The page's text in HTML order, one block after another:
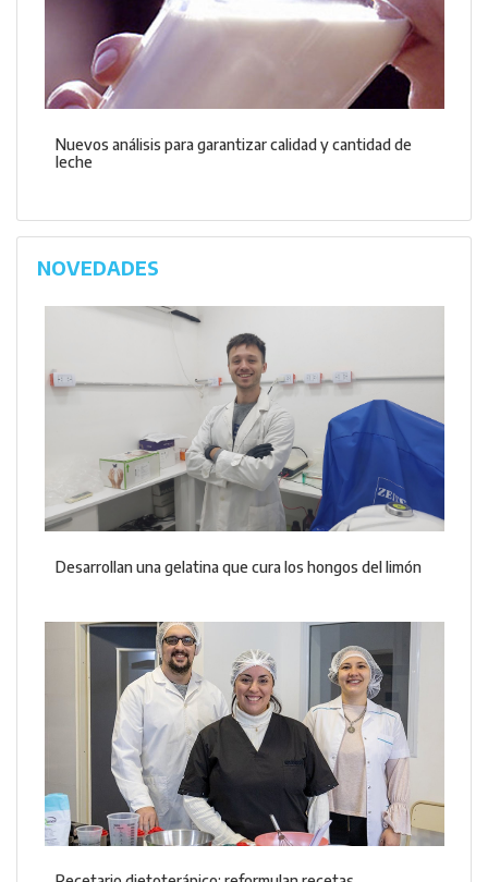
Nuevos análisis para garantizar calidad y cantidad de
leche
NOVEDADES
Desarrollan una gelatina que cura los hongos del limón